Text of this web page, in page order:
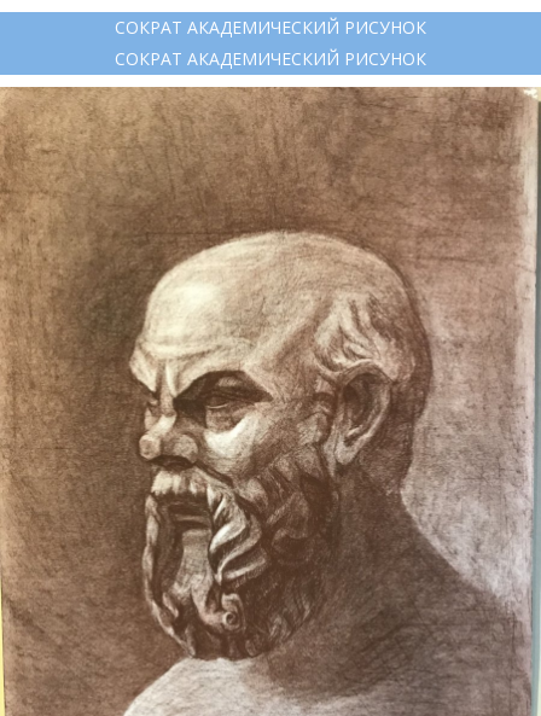
СОКРАТ АКАДЕМИЧЕСКИЙ РИСУНОК
СОКРАТ АКАДЕМИЧЕСКИЙ РИСУНОК